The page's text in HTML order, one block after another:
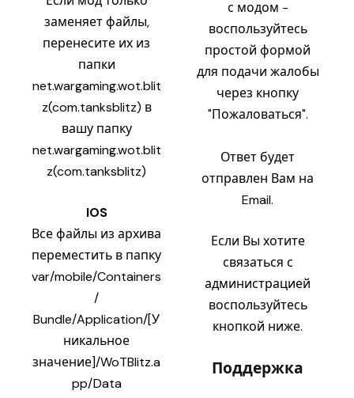
заменяет файлы,
перенесите их из
папки
net.wargaming.wot.blit
z(com.tanksblitz) в
вашу папку
net.wargaming.wot.blit
z(com.tanksblitz)
IOS
Все файлы из архива
переместить в папку
var/mobile/Containers
/
Bundle/Application/[У
никальное
значение]/WoTBlitz.a
pp/Data
с модом -
воспользуйтесь
простой формой
для подачи жалобы
через кнопку
"Пожаловаться".
Ответ будет
отправлен Вам на
Email.
Если Вы хотите
связаться с
администрацией
воспользуйтесь
кнопкой ниже.
Поддержка